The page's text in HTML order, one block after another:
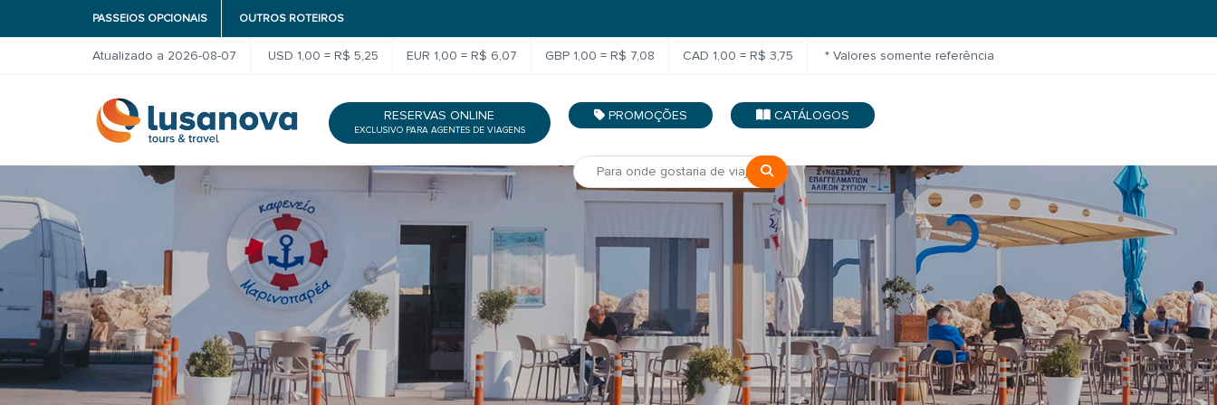
PASSEIOS OPCIONAIS OUTROS ROTEIROS
Atualizado a 2026-08-07 USD 1,00 = R$ 5,25 EUR 1,00 = R$ 6,07 GBP 1,00 = R$ 7,08 CAD 1,00 = R$ 3,75 * Valores somente referência
RESERVAS ONLINE
EXCLUSIVO PARA AGENTES DE VIAGENS
PROMOÇÕES CATÁLOGOS